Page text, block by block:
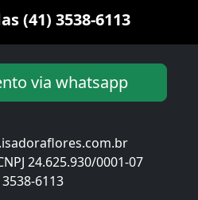
(41) 3538-6113
via whatsapp
24.625.930/0001-07
6113